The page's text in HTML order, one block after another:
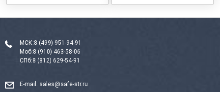
МСК:8 (499) 951-94-91
Моб:8 (910) 463-58-06
СПб:8 (812) 629-54-91
E-mail: sales@safe-str.ru